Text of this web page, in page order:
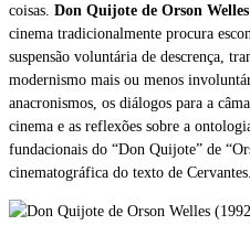
coisas. Don Quijote de Orson Welles
cinema tradicionalmente procura
suspensão voluntária de descrença,
modernismo mais ou menos
anacronismos, os diálogos para a
cinema e as reflexões sobre a
fundacionais do “Don Quijote” de
cinematográfica do texto de Cervantes.